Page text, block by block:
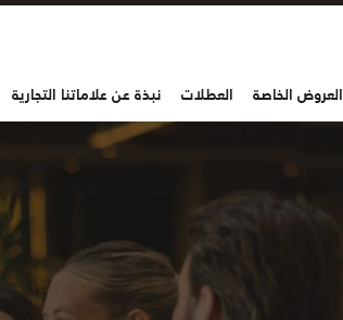
العروض الخاصة العطلات نبذة عن علاماتنا التجارية